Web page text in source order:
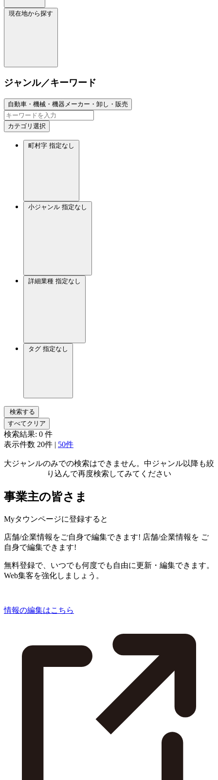
現在地から探す
ジャンル／キーワード
自動車・機械・機器メーカー・卸し・販売
カテゴリ選択
町村字 指定なし
小ジャンル 指定なし
詳細業種 指定なし
タグ 指定なし
検索する
すべてクリア
検索結果: 0 件
表示件数 20件 | 50件
大ジャンルのみでの検索はできません。中ジャンル以降も絞
り込んで再度検索してみてください
事業主の皆さま
Myタウンページに登録すると
店舗/企業情報をご自身で編集できます! 店舗/企業情報を ご
自身で編集できます!
無料登録で、いつでも何度でも自由に更新・編集できます。
Web集客を強化しましょう。
情報の編集はこちら